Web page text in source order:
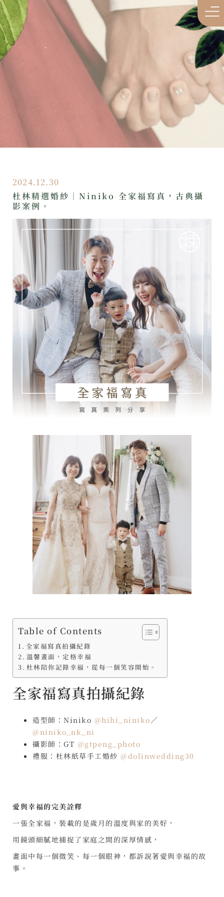
2024.12.30
杜林精選婚紗｜Niniko 全家福寫真，古典攝
影案例。
Table of Contents
全家福寫真拍攝紀錄
溫馨畫面，定格幸福
杜林陪你記錄幸福，從每一個笑容開始。
全家福寫真拍攝紀錄
造型師：Niniko @hihi_niniko／
@niniko_nk_ni
攝影師：GT @gtpeng_photo
禮服：杜林紙草手工婚紗 @dolinwedding30
愛與幸福的完美詮釋
一張全家福，裝載的是歲月的溫度與家的美好，
用鏡頭細膩地捕捉了家庭之間的深厚情感，
畫面中每一個微笑、每一個眼神，都訴說著愛與幸福的故
事。